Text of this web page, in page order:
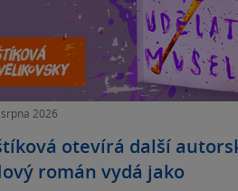
2026
otevírá další
román vydá jako